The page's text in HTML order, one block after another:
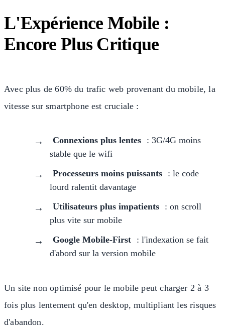
L'Expérience Mobile :
Encore Plus Critique
Avec plus de 60% du trafic web provenant du mobile, la
vitesse sur smartphone est cruciale :
Connexions plus lentes : 3G/4G moins
stable que le wifi
Processeurs moins puissants : le code
lourd ralentit davantage
Utilisateurs plus impatients : on scroll
plus vite sur mobile
Google Mobile-First : l'indexation se fait
d'abord sur la version mobile
Un site non optimisé pour le mobile peut charger 2 à 3
fois plus lentement qu'en desktop, multipliant les risques
d'abandon.